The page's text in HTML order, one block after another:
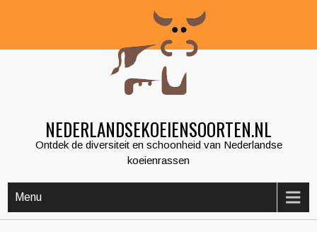
NEDERLANDSEKOEIENSOORTEN.NL
Ontdek de diversiteit en schoonheid van Nederlandse
koeienrassen
Menu